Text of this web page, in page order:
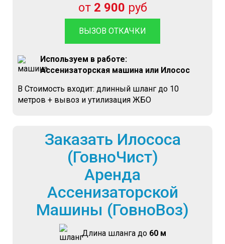
от 2 900 руб
ВЫЗОВ ОТКАЧКИ
Используем в работе:
Ассенизаторская машина или Илосос
В Стоимость входит: длинный шланг до 10
метров + вывоз и утилизация ЖБО
Заказать Илососа
(ГовноЧист)
Аренда
Ассенизаторской
Машины (ГовноВоз)
Длина шланга до 60 м